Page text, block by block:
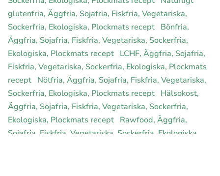
glutenfria, Äggfria, Sojafria, Fiskfria, Vegetariska,
Sockerfria, Ekologiska, Plockmats recept Bönfria,
Äggfria, Sojafria, Fiskfria, Vegetariska, Sockerfria,
Ekologiska, Plockmats recept LCHF, Äggfria, Sojafria,
Fiskfria, Vegetariska, Sockerfria, Ekologiska, Plockmats
recept Nötfria, Äggfria, Sojafria, Fiskfria, Vegetariska,
Sockerfria, Ekologiska, Plockmats recept Hälsokost,
Äggfria, Sojafria, Fiskfria, Vegetariska, Sockerfria,
Ekologiska, Plockmats recept Rawfood, Äggfria,
Sojafria, Fiskfria, Vegetariska, Sockerfria, Ekologiska,